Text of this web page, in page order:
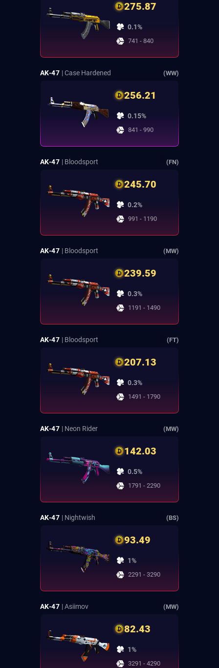
275.87
0.1%
741 - 840
AK-47 | Case Hardened (WW)
256.21
0.15%
841 - 990
AK-47 | Bloodsport (FN)
245.70
0.2%
991 - 1190
AK-47 | Bloodsport (MW)
239.59
0.3%
1191 - 1490
AK-47 | Bloodsport (FT)
207.13
0.3%
1491 - 1790
AK-47 | Neon Rider (MW)
142.03
0.5%
1791 - 2290
AK-47 | Nightwish (BS)
93.49
1%
2291 - 3290
AK-47 | Asiimov (MW)
82.43
1%
3291 - 4290